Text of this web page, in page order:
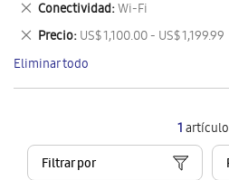
1artículo
Filtrar por
artículo
Conectividad Wi-Fi
Eliminar
este
artículo
Precio US$ 1,100.00 - US$ 1,199.99
Eliminar
este
artículo
Eliminar todo